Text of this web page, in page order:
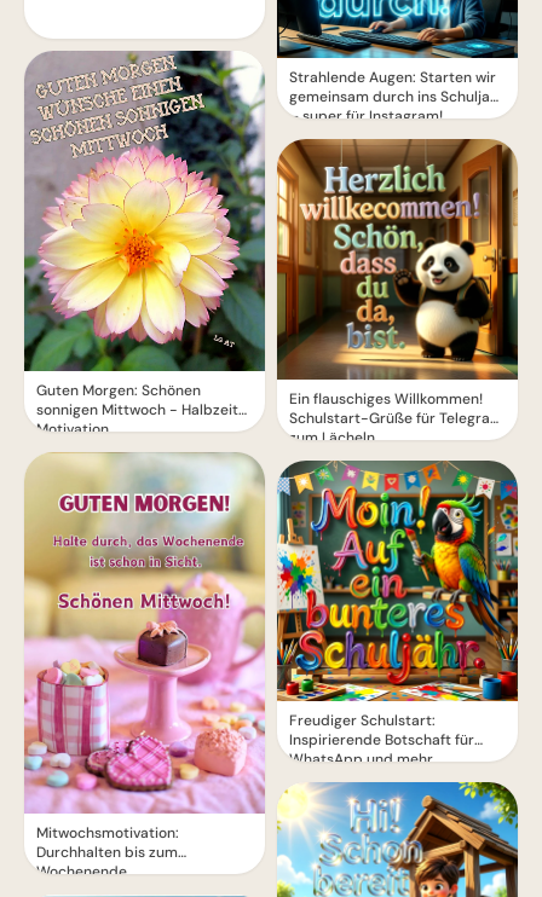
Guten Morgen: Schönen
sonnigen Mittwoch - Halbzeit-
Motivation
Mitwochsmotivation:
Durchhalten bis zum
Wochenende
Strahlende Augen: Starten wir
gemeinsam durch ins Schuljahr
– super für Instagram!
Ein flauschiges Willkommen!
Schulstart-Grüße für Telegram
zum Lächeln
Freudiger Schulstart:
Inspirierende Botschaft für
WhatsApp und mehr